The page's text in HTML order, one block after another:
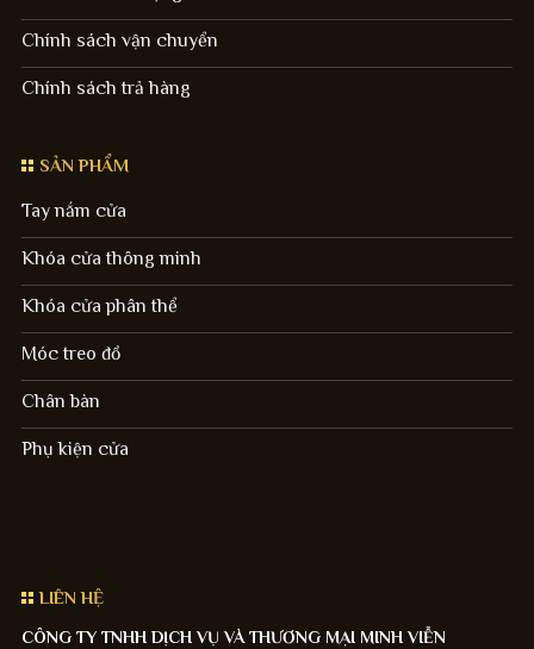
Chính sách vận chuyển
Chính sách trả hàng
SẢN PHẨM
Tay nắm cửa
Khóa cửa thông minh
Khóa cửa phân thể
Móc treo đồ
Chân bàn
Phụ kiện cửa
LIÊN HỆ
CÔNG TY TNHH DỊCH VỤ VÀ THƯƠNG MẠI MINH VIỄN